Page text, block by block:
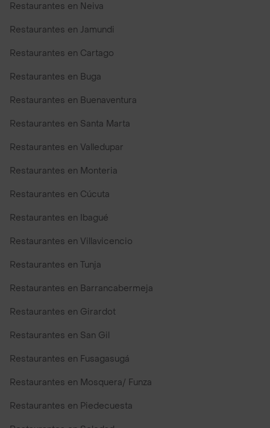
Restaurantes en Neiva
Restaurantes en Jamundi
Restaurantes en Cartago
Restaurantes en Buga
Restaurantes en Buenaventura
Restaurantes en Santa Marta
Restaurantes en Valledupar
Restaurantes en Monteria
Restaurantes en Cúcuta
Restaurantes en Ibagué
Restaurantes en Villavicencio
Restaurantes en Tunja
Restaurantes en Barrancabermeja
Restaurantes en Girardot
Restaurantes en San Gil
Restaurantes en Fusagasugá
Restaurantes en Mosquera/ Funza
Restaurantes en Piedecuesta